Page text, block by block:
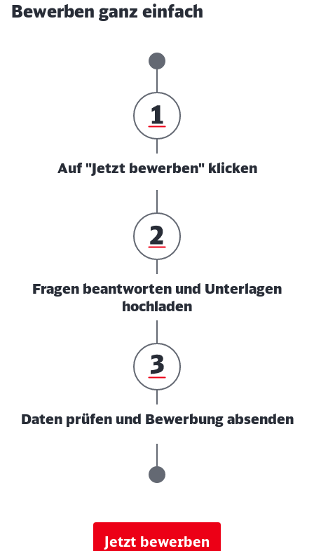
Bewerben ganz einfach
Auf "Jetzt bewerben" klicken
Fragen beantworten und Unterlagen
hochladen
Daten prüfen und Bewerbung absenden
Jetzt bewerben